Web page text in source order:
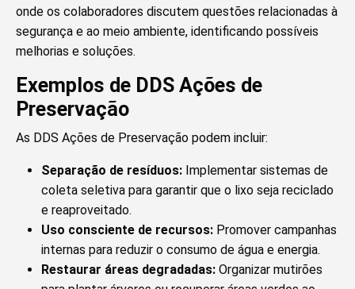
onde os colaboradores discutem questões relacionadas à
segurança e ao meio ambiente, identificando possíveis
melhorias e soluções.
Exemplos de DDS Ações de
Preservação
As DDS Ações de Preservação podem incluir:
Separação de resíduos: Implementar sistemas de
coleta seletiva para garantir que o lixo seja reciclado
e reaproveitado.
Uso consciente de recursos: Promover campanhas
internas para reduzir o consumo de água e energia.
Restaurar áreas degradadas: Organizar mutirões